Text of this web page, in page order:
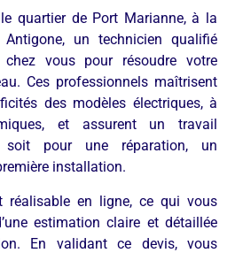
quartier de Port Marianne, à la
un technicien qualifié
chez vous pour résoudre votre
Ces professionnels maîtrisent
des modèles électriques, à
et assurent un travail
soit pour une réparation, un
installation.
réalisable en ligne, ce qui vous
estimation claire et détaillée
En validant ce devis, vous